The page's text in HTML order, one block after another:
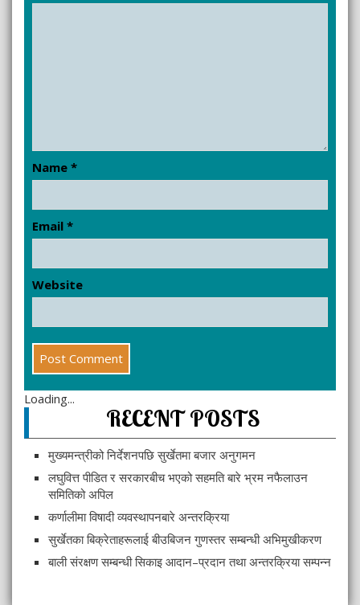
Name *
Email *
Website
Loading...
RECENT POSTS
मुख्यमन्त्रीको निर्देशनपछि सुर्खेतमा बजार अनुगमन
लघुवित्त पीडित र सरकारबीच भएको सहमति बारे भ्रम नफैलाउन
समितिको अपिल
कर्णालीमा विषादी व्यवस्थापनबारे अन्तरक्रिया
सुर्खेतका बिक्रेताहरूलाई बीउबिजन गुणस्तर सम्बन्धी अभिमुखीकरण
बाली संरक्षण सम्बन्धी सिकाइ आदान–प्रदान तथा अन्तरक्रिया सम्पन्न